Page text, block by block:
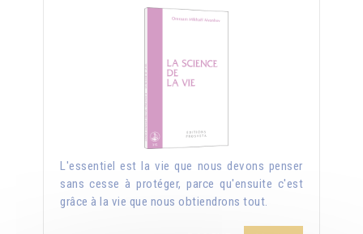
L'essentiel est la vie que nous devons penser
sans cesse à protéger, parce qu'ensuite c'est
grâce à la vie que nous obtiendrons tout.